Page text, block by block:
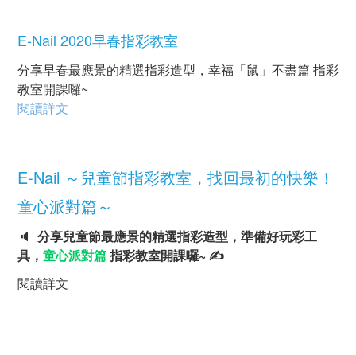
E-Nail 2020早春指彩教室
分享早春最應景的精選指彩造型，幸福「鼠」不盡篇 指彩
教室開課囉~
閱讀詳文
E-Nail ～兒童節指彩教室，找回最初的快樂！
童心派對篇～
🔈 分享兒童節最應景的精選指彩造型，準備好玩彩工
具， 童心派對篇指彩教室開課囉~ ✍
閱讀詳文